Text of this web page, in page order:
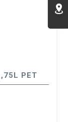
PET